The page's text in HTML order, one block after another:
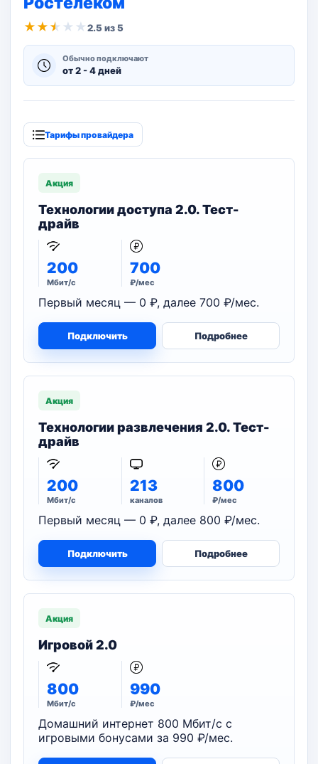
★ ★ ★ ★ ★2.5 из 5
Обычно подключают
от 2 - 4 дней
Тарифы провайдера
Акция
Технологии доступа 2.0. Тест-
драйв
200
Мбит/с
700
₽/мес
Первый месяц — 0 ₽, далее 700 ₽/мес.
Подключить Подробнее
Акция
Технологии развлечения 2.0. Тест-
драйв
200
Мбит/с
213
каналов
800
₽/мес
Первый месяц — 0 ₽, далее 800 ₽/мес.
Подключить Подробнее
Акция
Игровой 2.0
800
Мбит/с
990
₽/мес
Домашний интернет 800 Мбит/с с
игровыми бонусами за 990 ₽/мес.